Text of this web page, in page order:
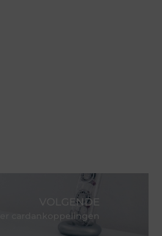
VOLGENDE
cardankoppelingen